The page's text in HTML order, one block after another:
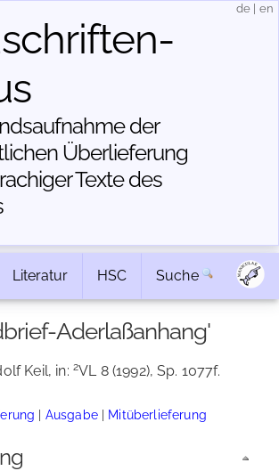
der
Über­lieferung
Texte des
de en
Literatur HSC Suche
Aderlaßanhang'
Keil, in: 2VL 8 (1992), Sp. 1077f.
| Ausgabe| Mitüberlieferung